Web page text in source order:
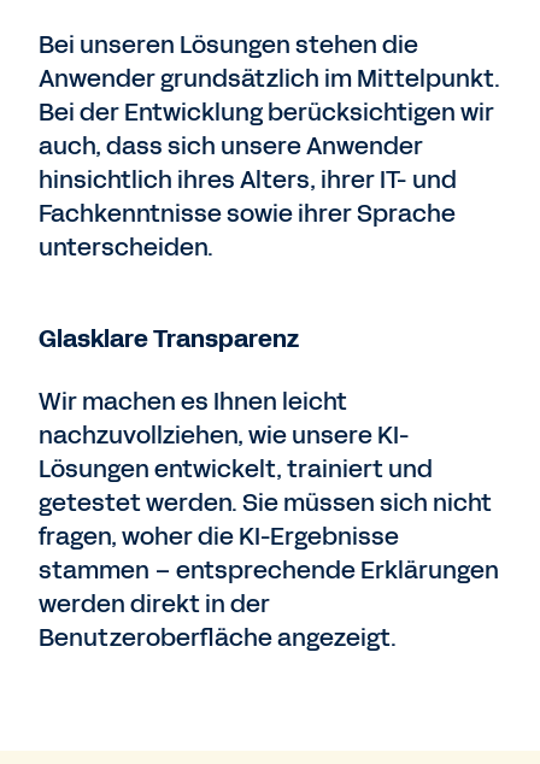
Bei unseren Lösungen stehen die
Anwender grundsätzlich im Mittelpunkt.
Bei der Entwicklung berücksichtigen wir
auch, dass sich unsere Anwender
hinsichtlich ihres Alters, ihrer IT- und
Fachkenntnisse sowie ihrer Sprache
unterscheiden.
Glasklare Transparenz
Wir machen es Ihnen leicht
nachzuvollziehen, wie unsere KI-
Lösungen entwickelt, trainiert und
getestet werden. Sie müssen sich nicht
fragen, woher die KI-Ergebnisse
stammen – entsprechende Erklärungen
werden direkt in der
Benutzeroberfläche angezeigt.